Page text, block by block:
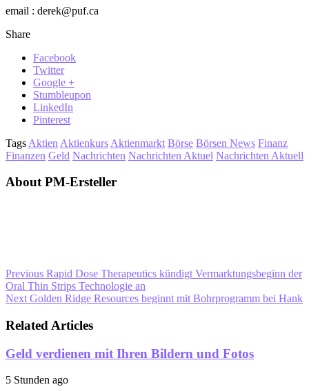
email : derek@puf.ca
Share
Facebook
Twitter
Google +
Stumbleupon
LinkedIn
Pinterest
Tags Aktien Aktienkurs Aktienmarkt Börse Börsen News Finanz
Finanzen Geld Nachrichten Nachrichten Aktuel Nachrichten Aktuell
About PM-Ersteller
Previous Rapid Dose Therapeutics kündigt Vermarktungsbeginn der
Oral Thin Strips Technologie an
Next Golden Ridge Resources beginnt mit Bohrprogramm bei Hank
Related Articles
Geld verdienen mit Ihren Bildern und Fotos
5 Stunden ago